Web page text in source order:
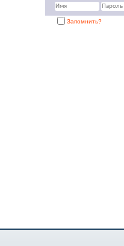
Запомнить?